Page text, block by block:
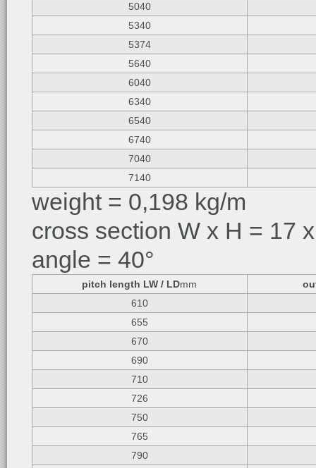
5040
5340
5374
5640
6040
6340
6540
6740
7040
7140
weight = 0,198 kg/m
cross section W x H = 17
angle = 40°
pitch length LW / LDmm
610
655
670
690
710
726
750
765
790